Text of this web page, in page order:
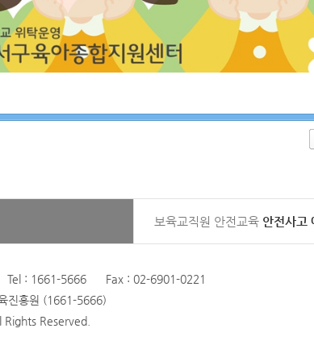
보육교직원 안전교육 안전사고
Tel : 1661-5666 Fax : 02-6901-0221
진흥원 (1661-5666)
Reserved.